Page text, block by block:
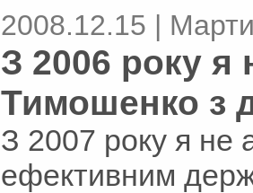
2008.12.15 |
З 2006 року я
Тимошенко з
З 2007 року я не
ефективним